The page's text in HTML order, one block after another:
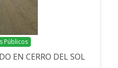
Públicos
EN CERRO DEL SOL